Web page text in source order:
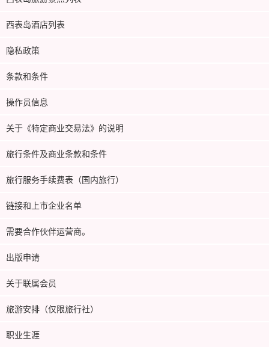
西表岛酒店列表
隐私政策
条款和条件
操作员信息
关于《特定商业交易法》的说明
旅行条件及商业条款和条件
旅行服务手续费表（国内旅行）
链接和上市企业名单
需要合作伙伴运营商。
出版申请
关于联属会员
旅游安排（仅限旅行社）
职业生涯